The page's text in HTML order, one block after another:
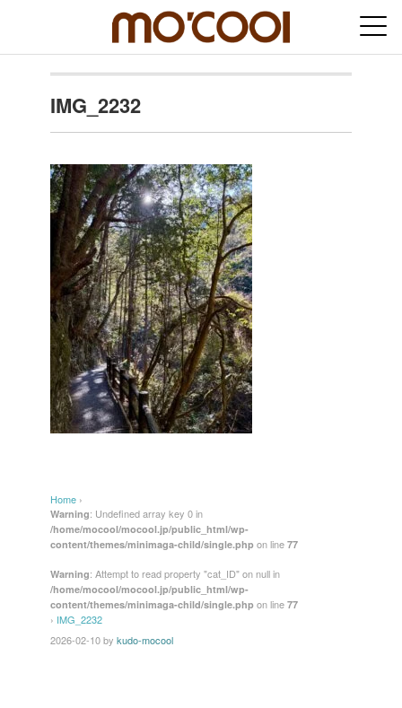
IMG_2232
Home ›
Warning: Undefined array key 0 in
/home/mocool/mocool.jp/public_html/wp-
content/themes/minimaga-child/single.php on line 77
Warning: Attempt to read property "cat_ID" on null in
/home/mocool/mocool.jp/public_html/wp-
content/themes/minimaga-child/single.php on line 77
› IMG_2232
2026-02-10by kudo-mocool